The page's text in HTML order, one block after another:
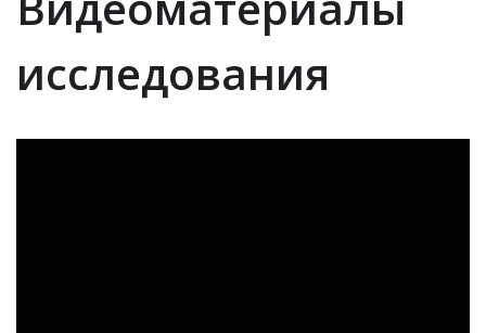
исследования